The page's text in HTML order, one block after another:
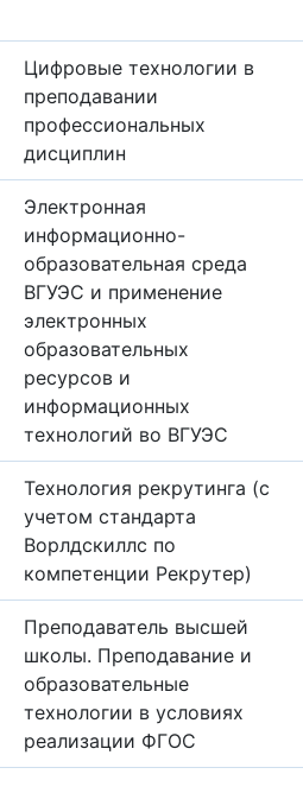
Цифровые технологии в
преподавании
профессиональных
дисциплин
Электронная
информационно-
образовательная среда
ВГУЭС и применение
электронных
образовательных
ресурсов и
информационных
технологий во ВГУЭС
Технология рекрутинга (с
учетом стандарта
Ворлдскиллс по
компетенции Рекрутер)
Преподаватель высшей
школы. Преподавание и
образовательные
технологии в условиях
реализации ФГОС